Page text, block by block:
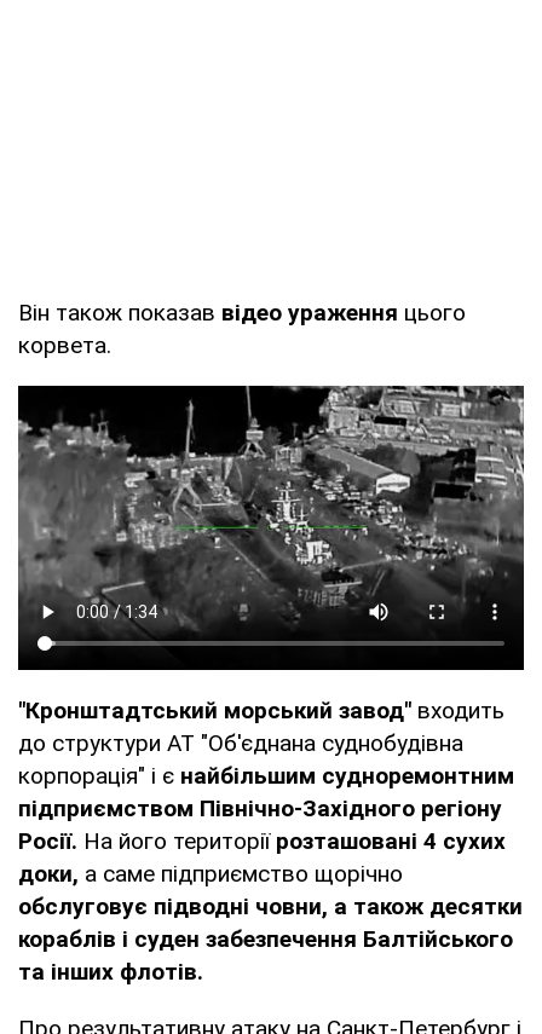
Він також показав відео ураження цього
корвета.
"Кронштадтський морський завод" входить
до структури АТ "Об'єднана суднобудівна
корпорація" і є найбільшим судноремонтним
підприємством Північно-Західного регіону
Росії. На його території розташовані 4 сухих
доки, а саме підприємство щорічно
обслуговує підводні човни, а також десятки
кораблів і суден забезпечення Балтійського
та інших флотів.
Про результативну атаку на Санкт-Петербург і